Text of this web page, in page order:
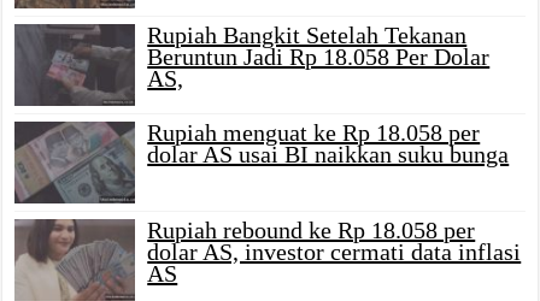
Rupiah Bangkit Setelah Tekanan
Beruntun Jadi Rp 18.058 Per Dolar
AS,
Rupiah menguat ke Rp 18.058 per
dolar AS usai BI naikkan suku bunga
Rupiah rebound ke Rp 18.058 per
dolar AS, investor cermati data inflasi
AS